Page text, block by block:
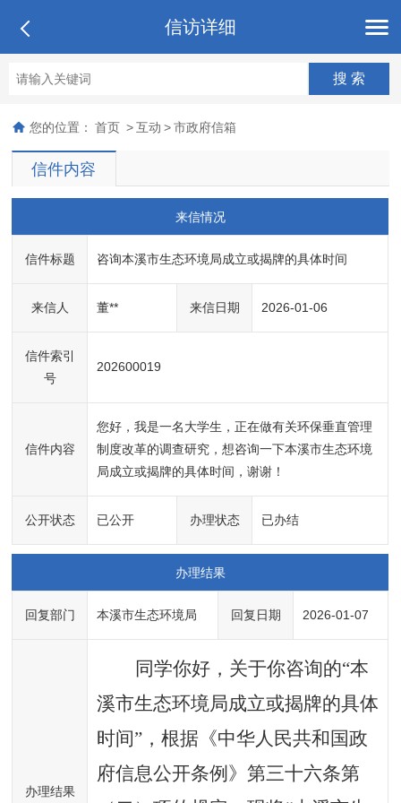
信访详细
您的位置： 首页 > 互动 > 市政府信箱
信件内容
来信情况
信件标题 咨询本溪市生态环境局成立或揭牌的具体时间
来信人 董** 来信日期 2026-01-06
信件索引
号
202600019
信件内容
您好，我是一名大学生，正在做有关环保垂直管理
制度改革的调查研究，想咨询一下本溪市生态环境
局成立或揭牌的具体时间，谢谢！
公开状态 已公开 办理状态 已办结
办理结果
回复部门 本溪市生态环境局 回复日期 2026-01-07
办理结果
同学你好，关于你咨询的“本
溪市生态环境局成立或揭牌的具体
时间” ，根据《中华人民共和国政
府信息公开条例》第三十六条第